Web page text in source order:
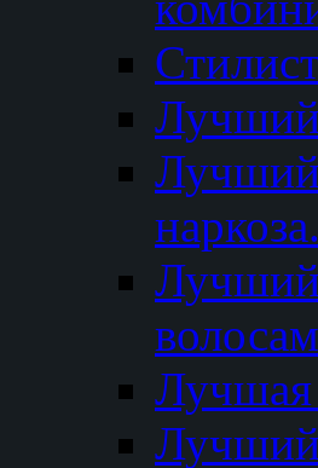
Лучший
Лучший
Лучший
Лучшая
Лучший